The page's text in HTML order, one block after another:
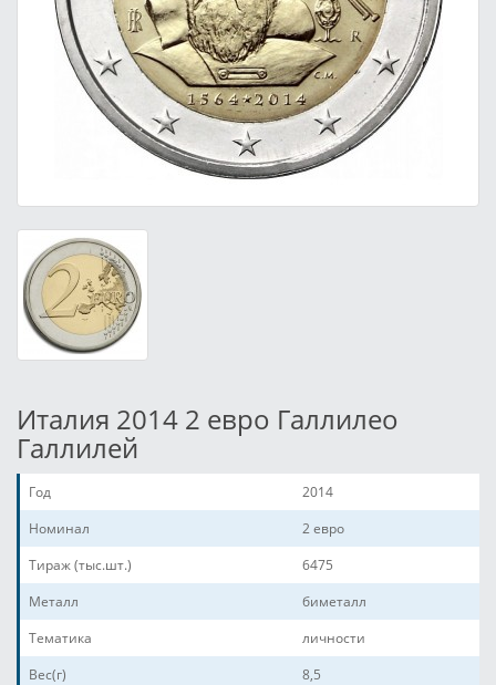
Италия 2014 2 евро Галлилео
Галлилей
Год
2014
Номинал
2 евро
Тираж (тыс.шт.)
6475
Металл
биметалл
Тематика
личности
Вес(г)
8,5